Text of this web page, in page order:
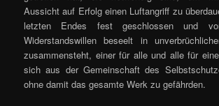
Aussicht auf Erfolg einen Luftangriff zu
letzten Endes fest geschlossen und
Widerstandswillen beseelt in
zusammensteht, einer für alle und alle für
sich aus der Gemeinschaft des
ohne damit das gesamte Werk zu gefährden.